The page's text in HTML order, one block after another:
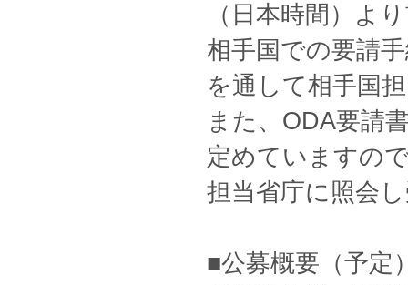
（日本時間）よ
相手国での要請
を通して相手国
また、ODA要請
定めていますの
担当省庁に照会
■公募概要（予定